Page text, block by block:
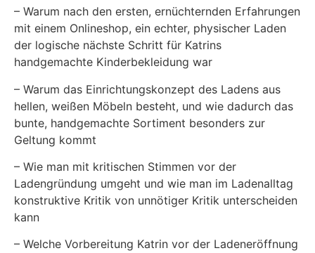
– Warum nach den ersten, ernüchternden Erfahrungen
mit einem Onlineshop, ein echter, physischer Laden
der logische nächste Schritt für Katrins
handgemachte Kinderbekleidung war
– Warum das Einrichtungskonzept des Ladens aus
hellen, weißen Möbeln besteht, und wie dadurch das
bunte, handgemachte Sortiment besonders zur
Geltung kommt
– Wie man mit kritischen Stimmen vor der
Ladengründung umgeht und wie man im Ladenalltag
konstruktive Kritik von unnötiger Kritik unterscheiden
kann
– Welche Vorbereitung Katrin vor der Ladeneröffnung